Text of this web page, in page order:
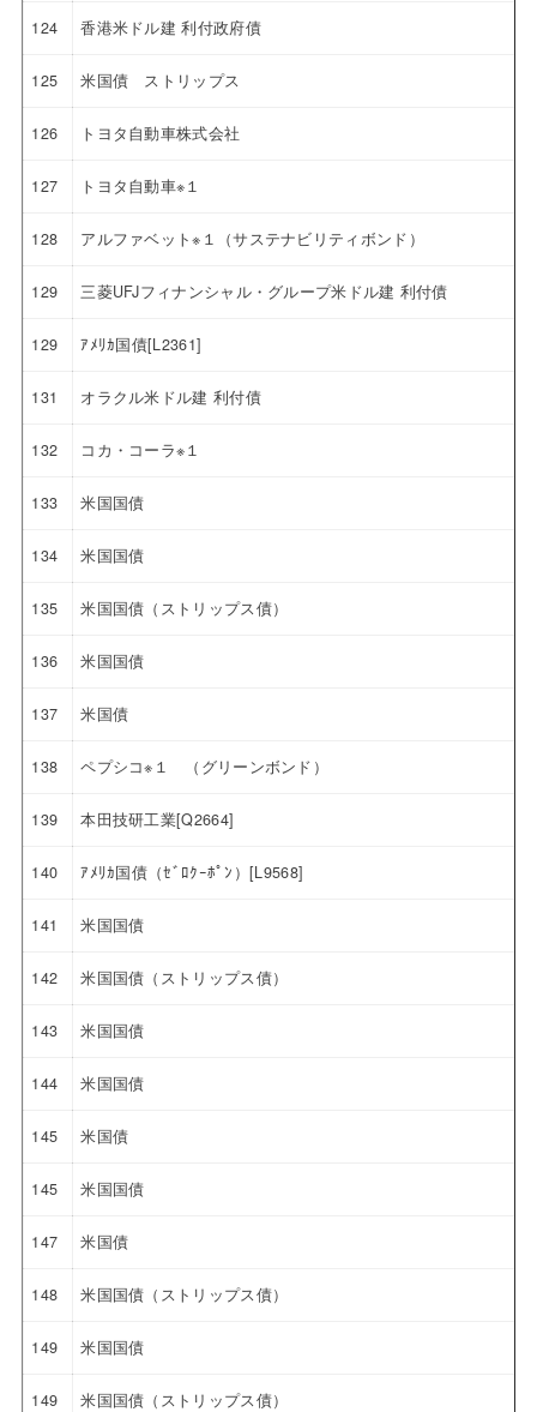
124 香港米ドル建 利付政府債
125 米国債 ストリップス
126 トヨタ自動車株式会社
127 トヨタ自動車※１
128 アルファベット※１（サステナビリティボンド）
129 三菱UFJフィナンシャル・グループ米ドル建 利付債
129 ｱﾒﾘｶ国債[L2361]
131 オラクル米ドル建 利付債
132 コカ・コーラ※１
133 米国国債
134 米国国債
135 米国国債（ストリップス債）
136 米国国債
137 米国債
138 ペプシコ※１ （グリーンボンド）
139 本田技研工業[Q2664]
140 ｱﾒﾘｶ国債（ｾﾞﾛｸｰﾎﾟﾝ）[L9568]
141 米国国債
142 米国国債（ストリップス債）
143 米国国債
144 米国国債
145 米国債
145 米国国債
147 米国債
148 米国国債（ストリップス債）
149 米国国債
149 米国国債（ストリップス債）